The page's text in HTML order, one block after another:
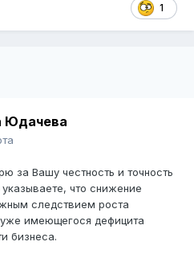
1
Юдачева
за Вашу честность и точность
что снижение
следствием роста
имеющегося дефицита
бизнеса.